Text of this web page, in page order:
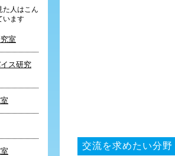
た人はこん
います
室
ス研究
交流を求めたい分野